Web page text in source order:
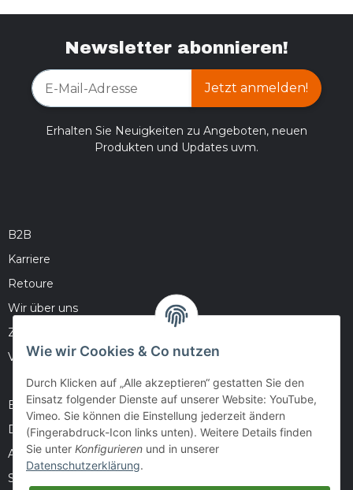
Newsletter abonnieren!
Jetzt anmelden!
Erhalten Sie Neuigkeiten zu Angeboten, neuen
Produkten und Updates uvm.
B2B
Karriere
Retoure
Wir über uns
Zahlungsmöglichkeiten
Versandinformationen
Barrierefreiheitserklärung
Datenschutz
AGB
Sitemap
Wie wir Cookies & Co nutzen
Durch Klicken auf „Alle akzeptieren“ gestatten Sie den
Einsatz folgender Dienste auf unserer Website: YouTube,
Vimeo. Sie können die Einstellung jederzeit ändern
(Fingerabdruck-Icon links unten). Weitere Details finden
Sie unter Konfigurieren und in unserer
Datenschutzerklärung.